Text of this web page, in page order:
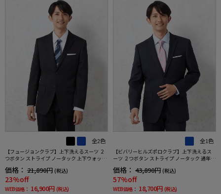
全2色
【フュージョンクラブ】上下洗えるスーツ ２
つボタン ストライプ ノータック 上下ウォッシ
ャブル 通年 ポリエステル100%
価格： 21,890円 (税込)
23%off
WEB価格： 16,900円 (税込)
全1色
【ビバリーヒルズポロクラブ】上下洗えるス
ーツ ２つボタン ストライプ ノータック 通年
ポリエステル100％
価格： 43,890円 (税込)
57%off
WEB価格： 18,700円 (税込)